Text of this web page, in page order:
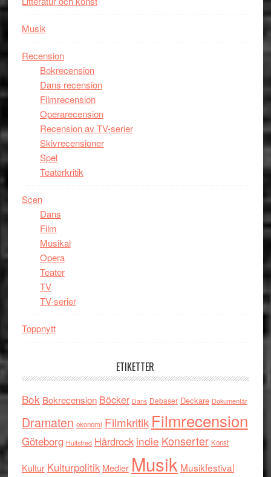
Musik
Recension
Bokrecension
Dans recension
Filmrecension
Operarecension
Recension av TV-serier
Skivrecensioner
Spel
Teaterkritik
Scen
Dans
Film
Musikal
Opera
Teater
TV
TV-serier
Toppnytt
ETIKETTER
Bok Bokrecension Böcker Dans Debaser Deckare Dokumentär
Dramaten ekonomi Filmkritik Filmrecension
Göteborg Hultsfred Hårdrock indie Konserter Konst
Kultur Kulturpolitik Medier Musik Musikfestival